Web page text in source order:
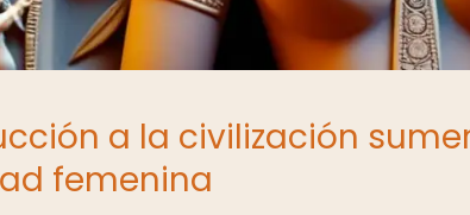
a la civilización
femenina